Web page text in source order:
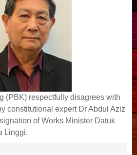
(PBK) respectfully disagrees with
constitutional expert Dr Abdul Aziz
of Works Minister Datuk
Linggi.